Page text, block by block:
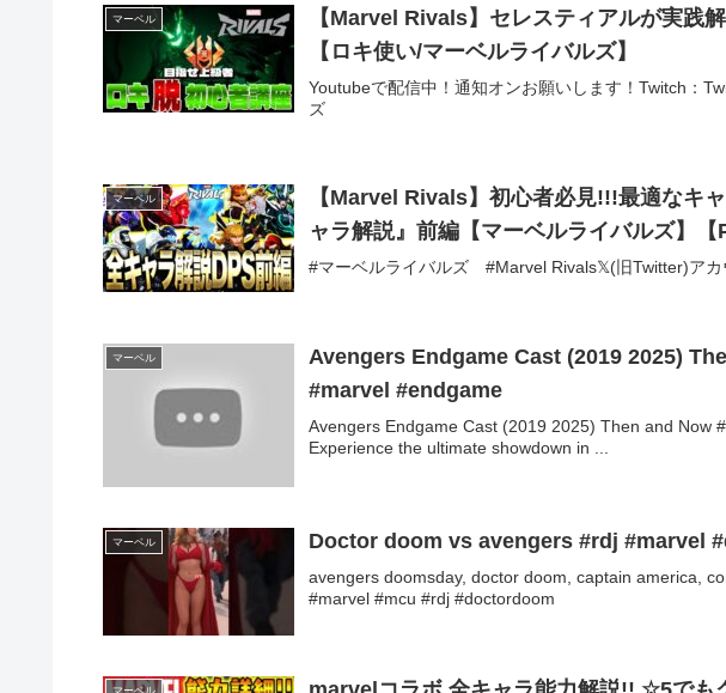
マーベル
【Marvel Rivals】セレスティアルが実践
【ロキ使い/マーベルライバルズ】
Youtubeで配信中！通知オンお願いします！Twitch：
ズ
マーベル
【Marvel Rivals】初心者必見!!!最適なキ
ャラ解説』前編【マーベルライバルズ】【
#マーベルライバルズ #Marvel Rivals𝕏(旧Twitter)アカ
マーベル
Avengers Endgame Cast (2019 2025)
#marvel #endgame
Avengers Endgame Cast (2019 2025) Then and Now
Experience the ultimate showdown in ...
マーベル Doctor doom vs avengers #rdj #marvel
avengers doomsday, doctor doom, captain america,
#marvel #mcu #rdj #doctordoom